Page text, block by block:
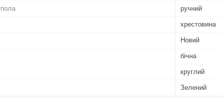
ручний
хрестовина
Новий
бічна
круглий
Зелений